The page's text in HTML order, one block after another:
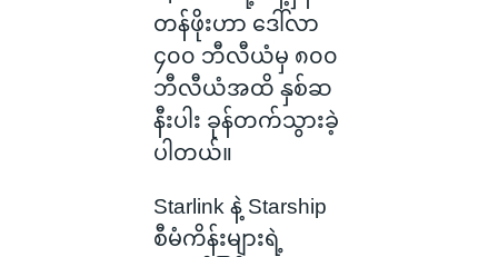
တန်ဖိုးဟာ ဒေါ်လာ
၄၀၀ ဘီလီယံမှ ၈၀၀
ဘီလီယံအထိ နှစ်ဆ
နီးပါး ခုန်တက်သွားခဲ့
ပါတယ်။
Starlink နဲ့ Starship
စီမံကိန်းများရဲ့